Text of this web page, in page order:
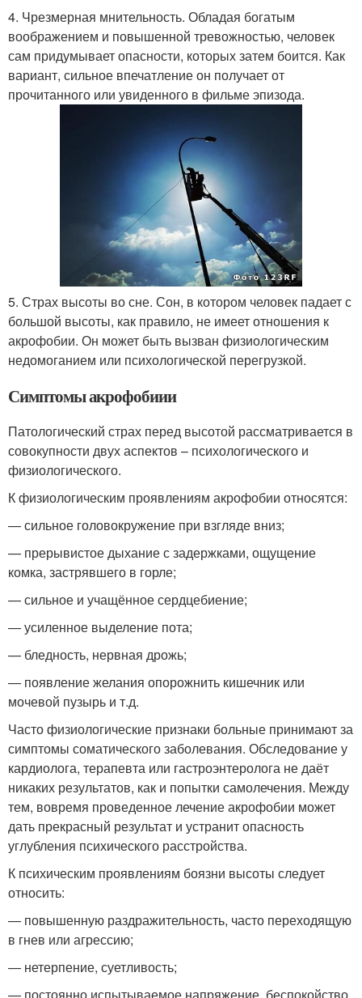
4. Чрезмерная мнительность. Обладая богатым
воображением и повышенной тревожностью, человек
сам придумывает опасности, которых затем боится. Как
вариант, сильное впечатление он получает от
прочитанного или увиденного в фильме эпизода.
5. Страх высоты во сне. Сон, в котором человек падает с
большой высоты, как правило, не имеет отношения к
акрофобии. Он может быть вызван физиологическим
недомоганием или психологической перегрузкой.
Симптомы акрофобиии
Патологический страх перед высотой рассматривается в
совокупности двух аспектов – психологического и
физиологического.
К физиологическим проявлениям акрофобии относятся:
— сильное головокружение при взгляде вниз;
— прерывистое дыхание с задержками, ощущение
комка, застрявшего в горле;
— сильное и учащённое сердцебиение;
— усиленное выделение пота;
— бледность, нервная дрожь;
— появление желания опорожнить кишечник или
мочевой пузырь и т.д.
Часто физиологические признаки больные принимают за
симптомы соматического заболевания. Обследование у
кардиолога, терапевта или гастроэнтеролога не даёт
никаких результатов, как и попытки самолечения. Между
тем, вовремя проведенное лечение акрофобии может
дать прекрасный результат и устранит опасность
углубления психического расстройства.
К психическим проявлениям боязни высоты следует
относить:
— повышенную раздражительность, часто переходящую
в гнев или агрессию;
— нетерпение, суетливость;